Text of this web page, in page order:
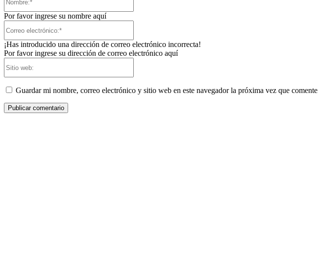
Por favor ingrese su nombre aquí
¡Has introducido una dirección de correo electrónico incorrecta!
Por favor ingrese su dirección de correo electrónico aquí
Guardar mi nombre, correo electrónico y sitio web en este navegador la próxima vez que